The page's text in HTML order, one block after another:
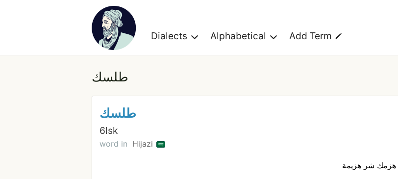
Dialects Alphabetical Add Term
طلسك
طلسك
6lsk
word in Hijazi
هزمك شر هزيمة